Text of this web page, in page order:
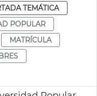
TEMÁTICA
POPULAR
MATRÍCULA